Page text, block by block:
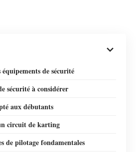
de sécurité
sécurité à considérer
aux débutants
circuit de karting
de pilotage fondamentales